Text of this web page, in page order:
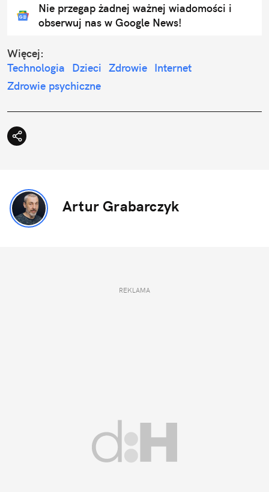
Nie przegap żadnej ważnej wiadomości i
obserwuj nas w Google News!
Więcej:
Technologia
Dzieci Zdrowie Internet
Zdrowie psychiczne
Artur Grabarczyk
REKLAMA